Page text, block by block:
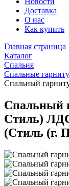
Доставка
О нас
Как купить
Главная страница
Каталог
Спальня
Спальные
Спальный
Спальный
Стиль)
(Стиль (г.